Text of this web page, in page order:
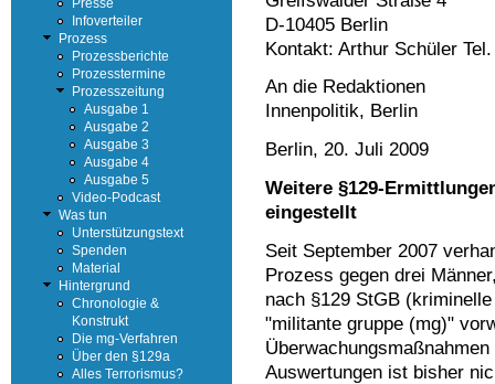
D-10405 Berlin
Kontakt: Arthur Schüler
An die Redaktionen
Innenpolitik, Berlin
Berlin, 20. Juli 2009
Weitere §129-
eingestellt
Seit September 2007
Prozess gegen drei
nach §129 StGB
"militante gruppe (mg)"
Auswertungen ist bisher
Presse
Infoverteiler
Prozess
Prozessberichte
Prozesstermine
Prozesszeitung
Ausgabe 1
Ausgabe 2
Ausgabe 3
Ausgabe 4
Ausgabe 5
Video-Podcast
Was tun
Unterstützungstext
Spenden
Material
Hintergrund
Chronologie &
Konstrukt
Die mg-Verfahren
Über den §129a
Alles Terrorismus?